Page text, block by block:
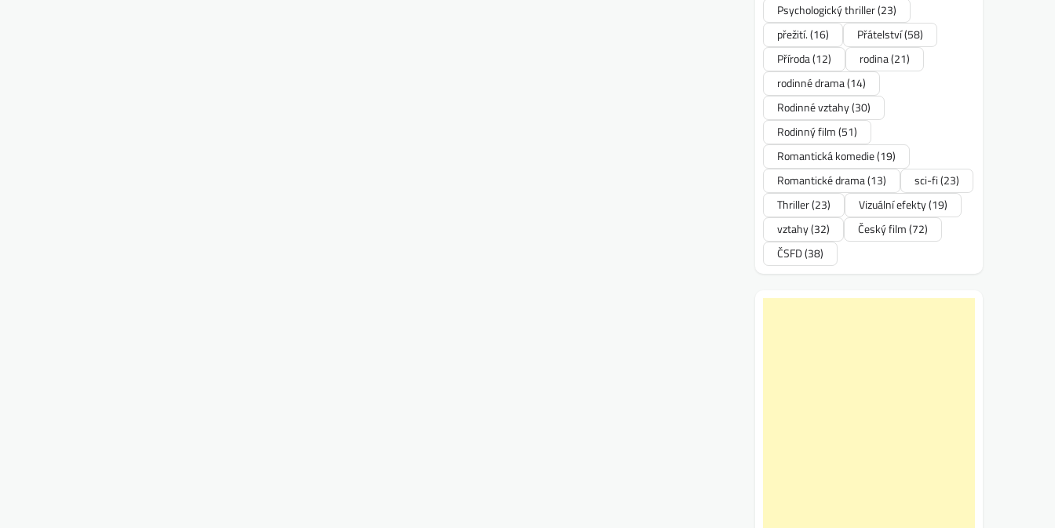
Psychologický thriller(23)
přežití.(16) Přátelství(58)
Příroda(12) rodina(21)
rodinné drama(14)
Rodinné vztahy(30)
Rodinný film(51)
Romantická komedie(19)
Romantické drama(13) sci-fi(23)
Thriller(23) Vizuální efekty(19)
vztahy(32) Český film(72)
ČSFD(38)